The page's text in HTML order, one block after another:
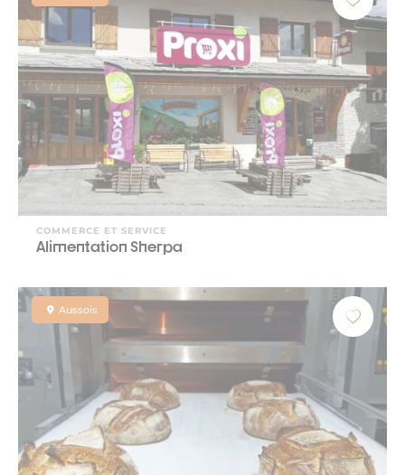
COMMERCE ET SERVICE
Alimentation Sherpa
Aussois